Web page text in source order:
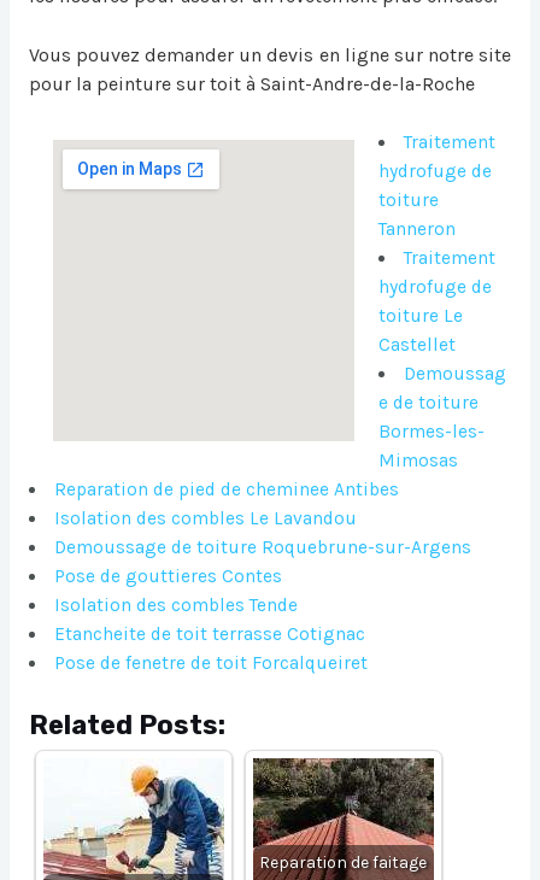
Vous pouvez demander un devis en ligne sur notre site
pour la peinture sur toit à Saint-Andre-de-la-Roche
Traitement
hydrofuge de
toiture
Tanneron
Traitement
hydrofuge de
toiture Le
Castellet
Demoussag
e de toiture
Bormes-les-
Mimosas
Reparation de pied de cheminee Antibes
Isolation des combles Le Lavandou
Demoussage de toiture Roquebrune-sur-Argens
Pose de gouttieres Contes
Isolation des combles Tende
Etancheite de toit terrasse Cotignac
Pose de fenetre de toit Forcalqueiret
Related Posts:
Reparation de faitage